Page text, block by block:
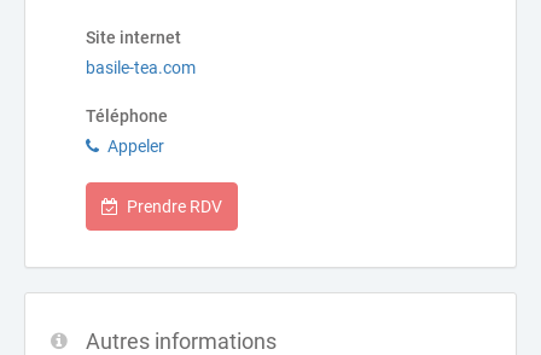
Site internet
basile-tea.com
Téléphone
Appeler
Prendre RDV
Autres informations